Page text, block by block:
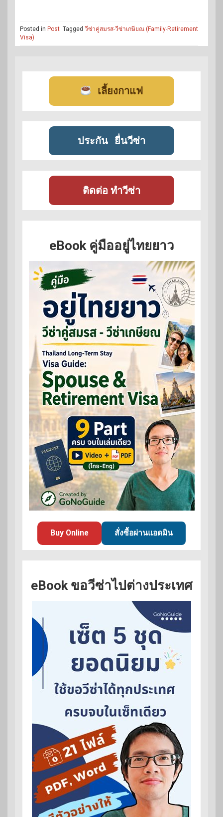
Posted in Post Tagged วีซ่าคู่สมรส-วีซ่าเกษียณ (Family-Retirement
Visa)
เลี้ยงกาแฟ
ประกัน ยื่นวีซ่า
ติดต่อ ทำวีซ่า
eBook คู่มืออยู่ไทยยาว
Buy Online สั่งซื้อผ่านแอดมิน
eBook ขอวีซ่าไปต่างประเทศ